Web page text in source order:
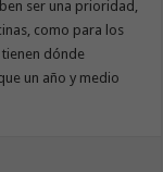
ser una prioridad,
como para los
tienen dónde
un año y medio